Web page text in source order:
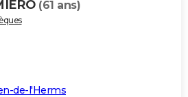
(61 ans)
de-l'Herms